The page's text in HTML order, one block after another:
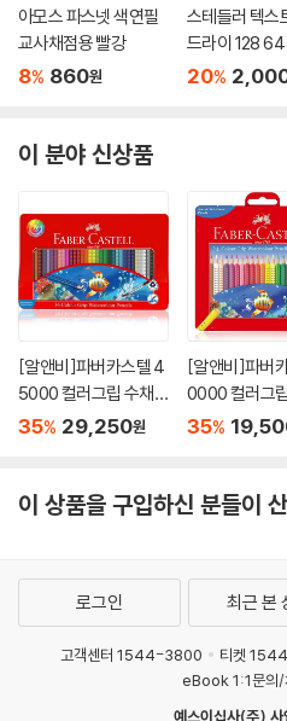
아모스 파스넷 색연필
교사채점용 빨강
8% 860원
스테들러 텍스
드라이 128 64
연필
20%
이 분야 신상품
[알앤비]파버카스텔 4
5000 컬러그립 수채
색연필 36색 틴케이스
35% 29,250원
[알앤비]파버
0000 컬러그
색연필 24색 틴
35%
이 상품을 구입하신 분들이
로그인 최근 본
고객센터 1544-3800 티켓
eBook 1:1문의/
예스이십사(주) 사